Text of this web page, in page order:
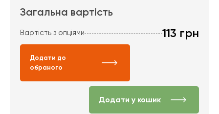
Загальна вартість
Вартість з опціями 113 грн
Додати до
обраного
Додати у кошик